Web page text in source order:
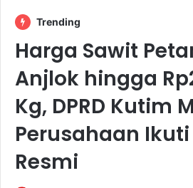
Trending
Harga Sawit
Anjlok hingga
Kg, DPRD Kutim
Perusahaan
Resmi